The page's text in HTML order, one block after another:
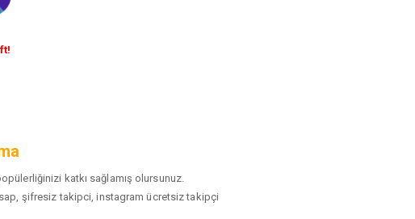
katkı sağlamış olursunuz.
şifresiz takipci, instagram ücretsiz takipçi